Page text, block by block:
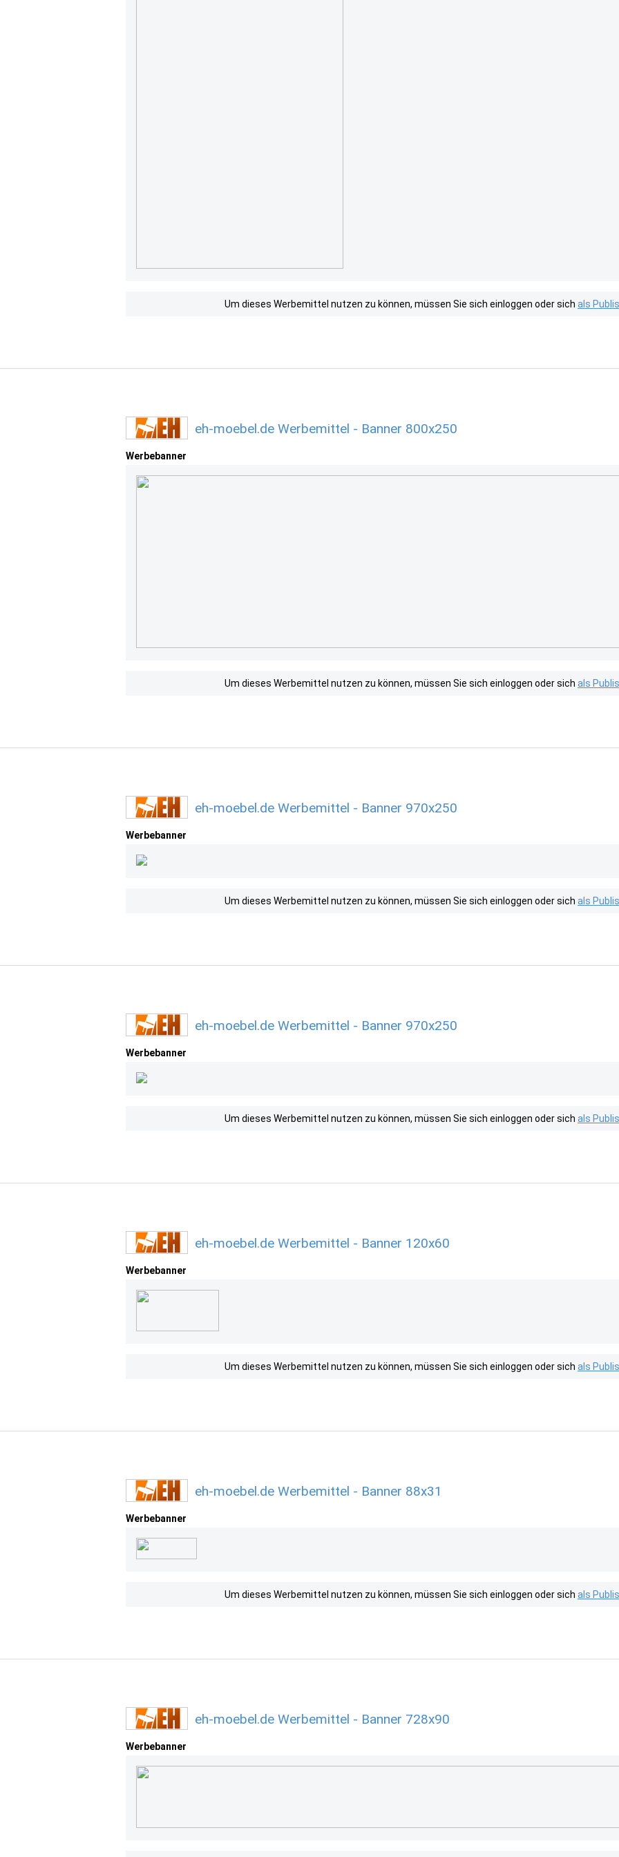
Um dieses Werbemittel nutzen zu können, müssen Sie sich einloggen oder sich als
eh-moebel.de Werbemittel - Banner 800x250
Werbebanner
Um dieses Werbemittel nutzen zu können, müssen Sie sich einloggen oder sich als
eh-moebel.de Werbemittel - Banner 970x250
Werbebanner
Um dieses Werbemittel nutzen zu können, müssen Sie sich einloggen oder sich als
eh-moebel.de Werbemittel - Banner 970x250
Werbebanner
Um dieses Werbemittel nutzen zu können, müssen Sie sich einloggen oder sich als
eh-moebel.de Werbemittel - Banner 120x60
Werbebanner
Um dieses Werbemittel nutzen zu können, müssen Sie sich einloggen oder sich als
eh-moebel.de Werbemittel - Banner 88x31
Werbebanner
Um dieses Werbemittel nutzen zu können, müssen Sie sich einloggen oder sich als
eh-moebel.de Werbemittel - Banner 728x90
Werbebanner